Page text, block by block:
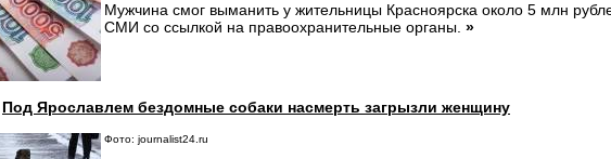
Мужчина смог выманить у жительницы Красноярска около 5 млн
СМИ со ссылкой на правоохранительные органы. »
Под Ярославлем бездомные собаки насмерть загрызли женщину
Фото: journalist24.ru